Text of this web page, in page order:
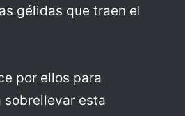
gélidas que traen el
por ellos para
sobrellevar esta